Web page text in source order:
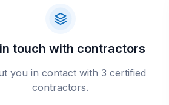
touch with contractors
you in contact with 3 certified
contractors.